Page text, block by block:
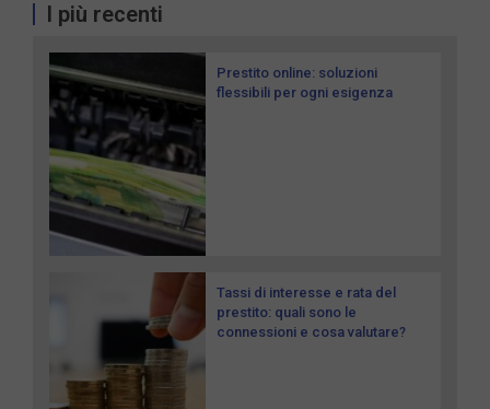
I più recenti
Prestito online: soluzioni
flessibili per ogni esigenza
Tassi di interesse e rata del
prestito: quali sono le
connessioni e cosa valutare?